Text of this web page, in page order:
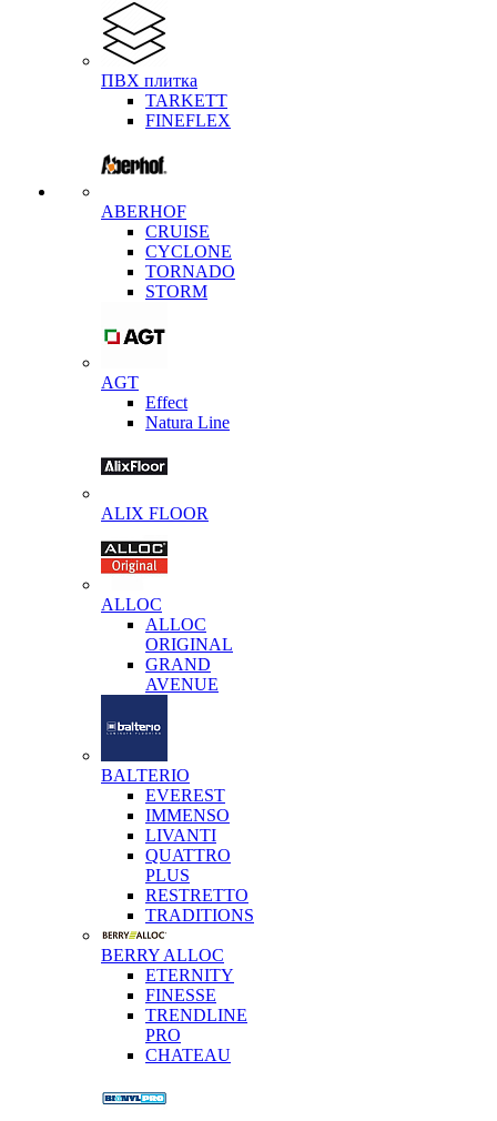
ПВХ плитка
TARKETT
FINEFLEX
ABERHOF
CRUISE
CYCLONE
TORNADO
STORM
AGT
Effect
Natura Line
ALIX FLOOR
ALLOC
ALLOC
ORIGINAL
GRAND
AVENUE
BALTERIO
EVEREST
IMMENSO
LIVANTI
QUATTRO
PLUS
RESTRETTO
TRADITIONS
BERRY ALLOC
ETERNITY
FINESSE
TRENDLINE
PRO
CHATEAU